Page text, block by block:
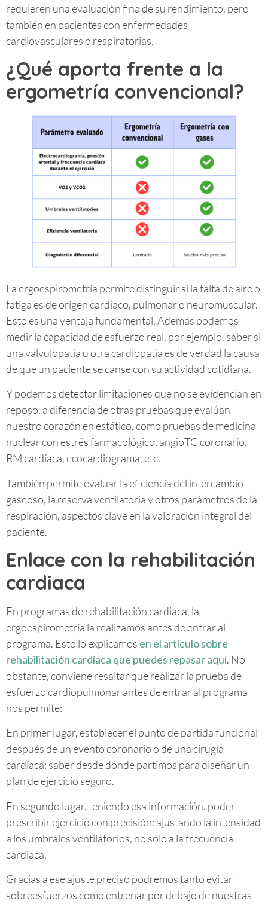
requieren una evaluación fina de su rendimiento, pero
también en pacientes con enfermedades
cardiovasculares o respiratorias.
¿Qué aporta frente a la
ergometría convencional?
La ergoespirometría permite distinguir si la falta de aire o
fatiga es de origen cardiaco, pulmonar o neuromuscular.
Esto es una ventaja fundamental. Además podemos
medir la capacidad de esfuerzo real, por ejemplo, saber si
una valvulopatía u otra cardiopatía es de verdad la causa
de que un paciente se canse con su actividad cotidiana.
Y podemos detectar limitaciones que no se evidencian en
reposo, a diferencia de otras pruebas que evalúan
nuestro corazón en estático, como pruebas de medicina
nuclear con estrés farmacológico, angioTC coronario,
RM cardíaca, ecocardiograma, etc.
También permite evaluar la eficiencia del intercambio
gaseoso, la reserva ventilatoria y otros parámetros de la
respiración, aspectos clave en la valoración integral del
paciente.
Enlace con la rehabilitación
cardiaca
En programas de rehabilitación cardiaca, la
ergoespirometría la realizamos antes de entrar al
programa. Esto lo explicamos en el artículo sobre
rehabilitación cardíaca que puedes repasar aquí. No
obstante, conviene resaltar que realizar la prueba de
esfuerzo cardiopulmonar antes de entrar al programa
nos permite:
En primer lugar, establecer el punto de partida funcional
después de un evento coronario o de una cirugía
cardíaca: saber desde dónde partimos para diseñar un
plan de ejercicio seguro.
En segundo lugar, teniendo esa información, poder
prescribir ejercicio con precisión: ajustando la intensidad
a los umbrales ventilatorios, no solo a la frecuencia
cardiaca.
Gracias a ese ajuste preciso podremos tanto evitar
sobreesfuerzos como entrenar por debajo de nuestras